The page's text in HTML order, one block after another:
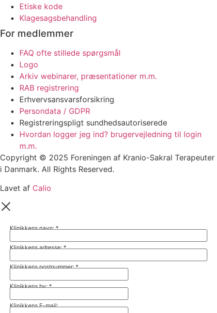
Etiske kode
Klagesagsbehandling
For medlemmer
FAQ ofte stillede spørgsmål
Logo
Arkiv webinarer, præsentationer m.m.
RAB registrering
Erhvervsansvarsforsikring
Persondata / GDPR
Registreringspligt sundhedsautoriserede
Hvordan logger jeg ind? brugervejledning til login
m.m.
Copyright © 2025 Foreningen af Kranio-Sakral Terapeuter
i Danmark. All Rights Reserved.
Lavet af Calio
Klinikkens navn:*
Klinikkens adresse:*
Klinikkens postnummer:*
Klinikkens by:*
Klinikkens E-mail: